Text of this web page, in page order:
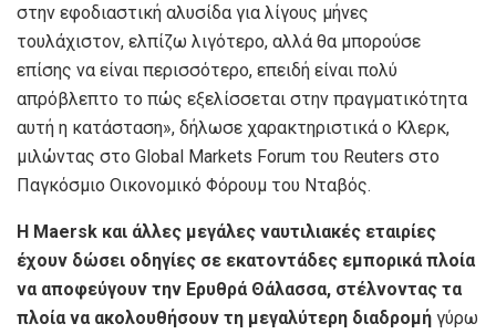
στην εφοδιαστική αλυσίδα για λίγους μήνες
τουλάχιστον, ελπίζω λιγότερο, αλλά θα μπορούσε
επίσης να είναι περισσότερο, επειδή είναι πολύ
απρόβλεπτο το πώς εξελίσσεται στην πραγματικότητα
αυτή η κατάσταση», δήλωσε χαρακτηριστικά ο Κλερκ,
μιλώντας στο Global Markets Forum του Reuters στο
Παγκόσμιο Οικονομικό Φόρουμ του Νταβός.
Η Maersk και άλλες μεγάλες ναυτιλιακές εταιρίες
έχουν δώσει οδηγίες σε εκατοντάδες εμπορικά πλοία
να αποφεύγουν την Ερυθρά Θάλασσα, στέλνοντας τα
πλοία να ακολουθήσουν τη μεγαλύτερη διαδρομή γύρω